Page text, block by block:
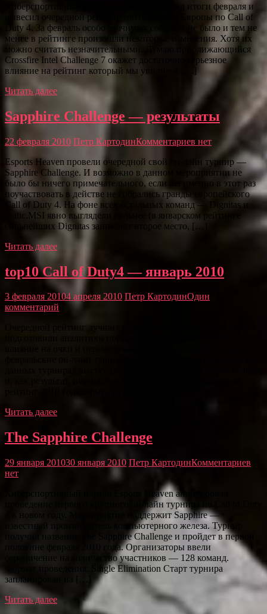
Киберспортивный портал cadred.org подвел итоги февраля и
вывесил очередной рейтинг топ10 команд Европы по Call of
Duty 4. За февраль особо значимых событий не было и тем не
менее в рейтинге произошли некоторые изменения. Хотя их
можно считать незначительными. Думаю приближающийся
Crossfire Intel Challenge 7 окажет достаточно серьезное
влияние на рейтинг который мы увидим в […]
Читать далее
Sapphire Challenge — результаты
22 февраля 2010 Петр КартодинКомментариев нет
Esports Heaven провели очередной свой он-лайн турнир —
Sapphire Challenge. И возможно в данном мероприятии не
было бы ничего примечательного, если бы именно в этот раз
поучаствовать в действе не собрались гранды европейского
Call of Duty 4. На фоне всех остальных команд — Dignitas и
fnatic.MSI явно выглядели сильнее (в январском рейтинге
сильнейших Dignitas занимают второе место, […]
Читать далее
top10 Call of Duty4 — январь 2010
3 февраля 20104 апреля 2010 Петр КартодинОдин
комментарий
Очередной рейтинг лучших команд Европы по Call of Duty 4
Читать далее
The Sapphire Challenge
29 января 201030 января 2010 Петр КартодинКомментариев
нет
Киберспортивный портал Esports Heaven анонсировал
проведение первого крупного он-лайн турнира по Call of Duty
4 в новом году. Мероприятие поддержит Sapphire —
известный производитель компьютерного железа. Турнир
получил название The Sapphire Challenge и пройдет в первой
половине февраля 2010 года. Организаторы ввели
ограничение на количество участников — 128 команд.
Формат проведения: Single Elimination Старт турнира
запланирован на […]
Читать далее